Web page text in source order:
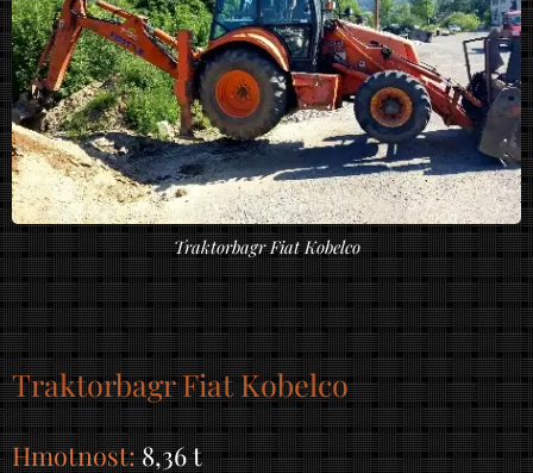
Traktorbagr Fiat Kobelco
Traktorbagr Fiat Kobelco
Hmotnost:8,36 t